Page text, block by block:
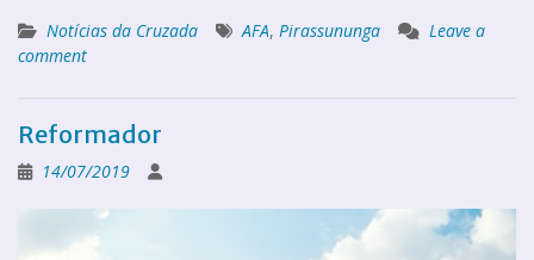
Notícias da Cruzada AFA, Pirassununga
Leave a
comment
Reformador
14/07/2019